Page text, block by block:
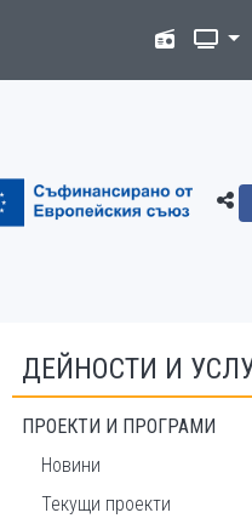
ДЕЙНОСТИ И
ПРОЕКТИ И ПРОГРАМИ
Новини
Текущи проекти